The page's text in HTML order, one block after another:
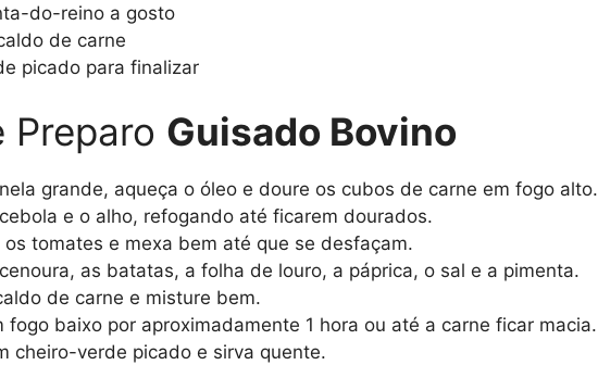
do-reino a gosto
de carne
picado para finalizar
Preparo Guisado Bovino
grande, aqueça o óleo e doure os cubos de carne em fogo alto.
e o alho, refogando até ficarem dourados.
tomates e mexa bem até que se desfaçam.
as batatas, a folha de louro, a páprica, o sal e a pimenta.
de carne e misture bem.
fogo baixo por aproximadamente 1 hora ou até a carne ficar macia.
cheiro-verde picado e sirva quente.